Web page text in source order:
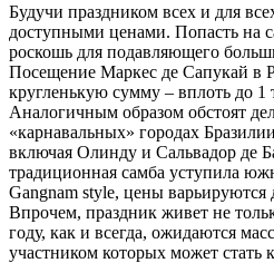
Будучи праздником всех и для
доступными ценами. Попасть на
роскошь для подавляющего
Посещение Маркес де Сапукай в
кругленькую сумму – вплоть до 1
Аналогичным образом обстоят
«карнавальных» городах
включая Олинду и Сальвадор де
традиционная самба уступила
Gangnam style, цены варьируются
Впрочем, праздник живет не
году, как и всегда, ожидаются
участником которых может стать